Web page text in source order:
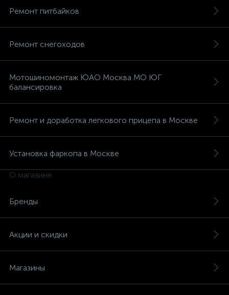
Ремонт питбайков
Ремонт снегоходов
Мотошиномонтаж ЮАО Москва МО ЮГ
балансировка
Ремонт и доработка легкового прицепа в Москве
Установка фаркопа в Москве
О магазине
Бренды
Акции и скидки
Магазины